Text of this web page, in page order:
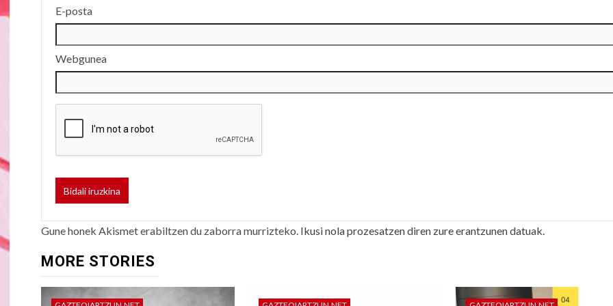
E-posta
Webgunea
Gune honek Akismet erabiltzen du zaborra murrizteko. Ikusi nola prozesatzen diren zure erantzunen datuak.
MORE STORIES